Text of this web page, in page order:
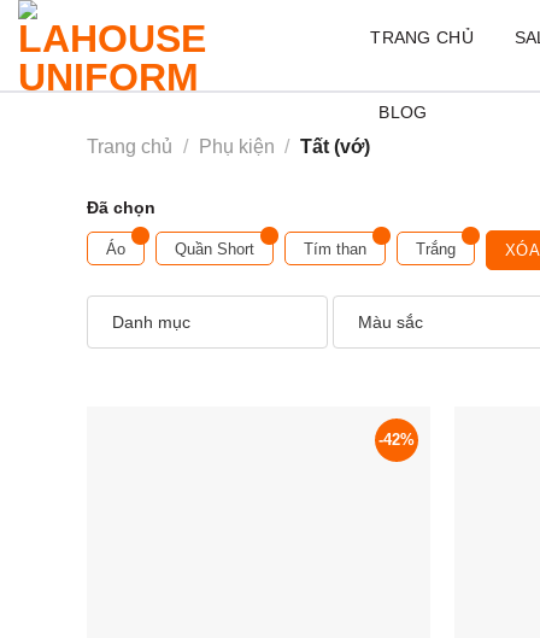
Skip
content
TRANG CHỦ
BLOG
Trang chủ / Phụ kiện / Tất (vớ)
Đã chọn
Áo Quần Short Tím than Trắng
Danh mục Màu sắc
-42%